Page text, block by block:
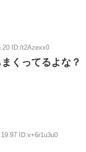
ID:/t2Azexx0
くってるよな？
ID:v+6r1u3u0